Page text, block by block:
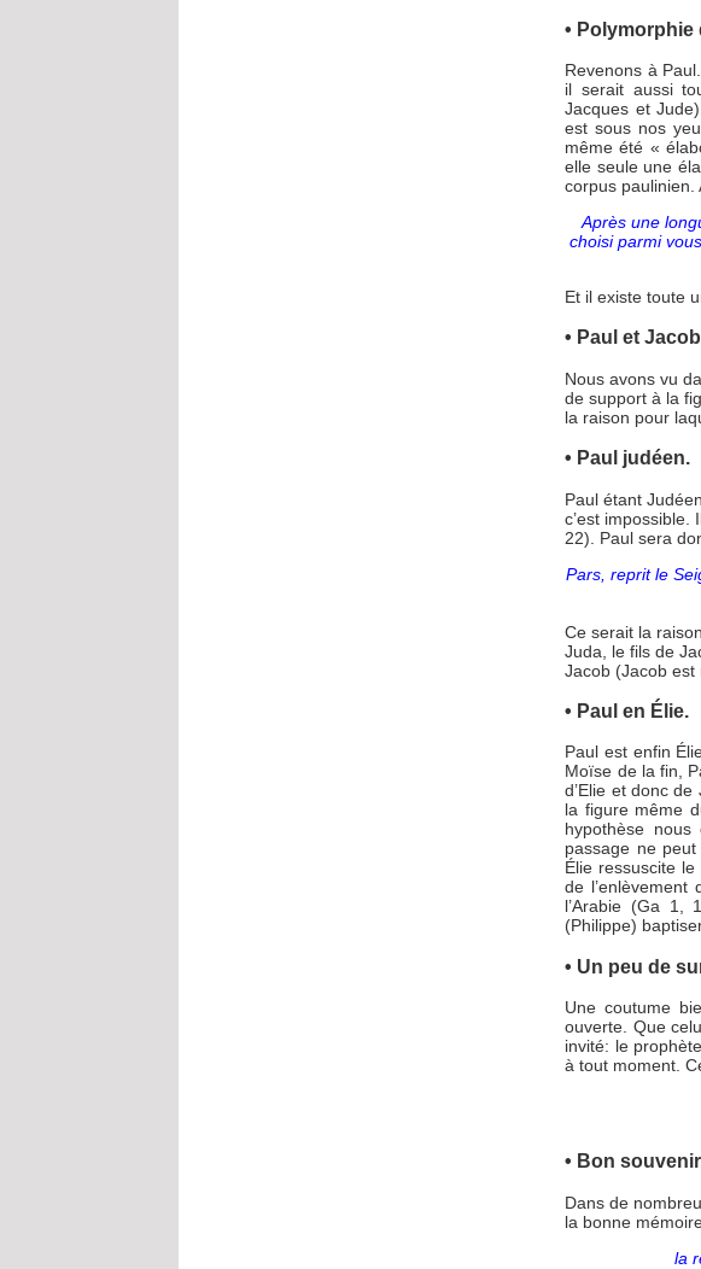
• Polymorphie
Revenons à
il serait aussi
Jacques et
est sous nos
même été «
elle seule une
corpus paulinien.
Après une
choisi parmi
Et il existe toute
• Paul et
Nous avons vu
de support à la
la raison pour
• Paul judéen.
Paul étant
c’est impossible.
22). Paul sera
Pars, reprit le
Ce serait la
Juda, le fils de
Jacob (Jacob est
• Paul en Élie.
Paul est enfin
Moïse de la fin,
d’Elie et donc
la figure même
hypothèse
passage ne
Élie ressuscite
de l’enlèvement
l’Arabie (Ga 1,
(Philippe)
• Un peu de
Une coutume
ouverte. Que
invité: le
à tout moment.
• Bon
Dans de
la bonne
la